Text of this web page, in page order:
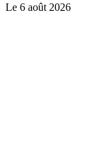
Le 6 août 2026